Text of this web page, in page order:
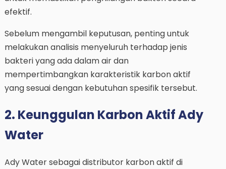
efektif.
Sebelum mengambil keputusan, penting untuk
melakukan analisis menyeluruh terhadap jenis
bakteri yang ada dalam air dan
mempertimbangkan karakteristik karbon aktif
yang sesuai dengan kebutuhan spesifik tersebut.
2. Keunggulan Karbon Aktif Ady
Water
Ady Water sebagai distributor karbon aktif di